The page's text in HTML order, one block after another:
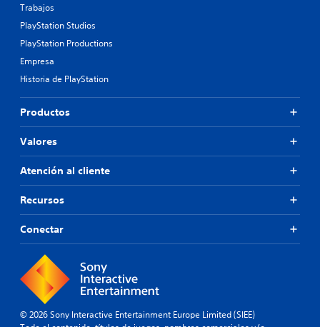
Trabajos
PlayStation Studios
PlayStation Productions
Empresa
Historia de PlayStation
Productos
Valores
Atención al cliente
Recursos
Conectar
© 2026 Sony Interactive Entertainment Europe Limited (SIEE)